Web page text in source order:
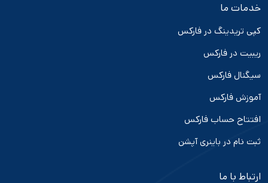
خدمات ما
کپی تریدینگ در فارکس
ریبیت در فارکس
سیگنال فارکس
آموزش فارکس
افتتاح حساب فارکس
ثبت نام در باینری آپشن
ارتباط با ما